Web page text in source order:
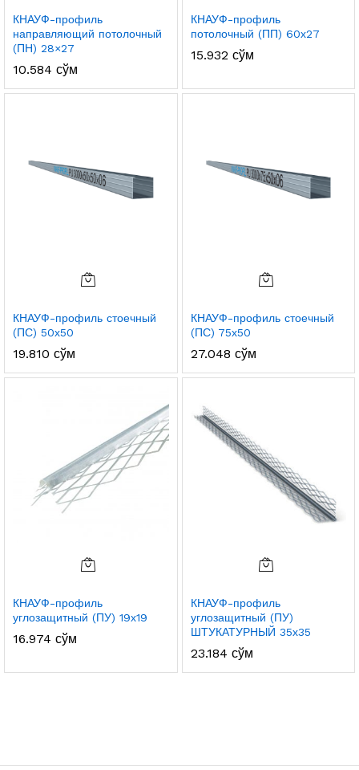
КНАУФ-профиль
направляющий потолочный
(ПН) 28×27
10.584 сўм
КНАУФ-профиль
потолочный (ПП) 60х27
15.932 сўм
КНАУФ-профиль стоечный
(ПС) 50х50
19.810 сўм
КНАУФ-профиль стоечный
(ПС) 75х50
27.048 сўм
КНАУФ-профиль
углозащитный (ПУ) 19х19
16.974 сўм
КНАУФ-профиль
углозащитный (ПУ)
ШТУКАТУРНЫЙ 35х35
23.184 сўм